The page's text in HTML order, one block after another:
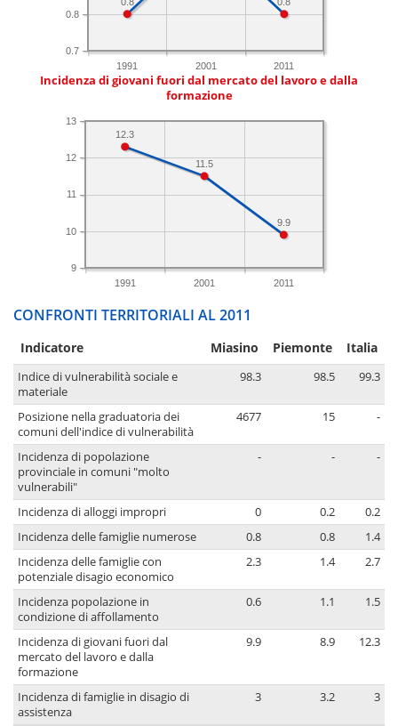
1991 2001 2011
0.7
0.8
Incidenza di giovani fuori dal mercato del lavoro e dalla
formazione
1991 2001 2011
9
10
11
12
13
9.9
11.5
12.3
CONFRONTI TERRITORIALI AL 2011
Indicatore Miasino Piemonte Italia
Indice di vulnerabilità sociale e
materiale
98.3 98.5 99.3
Posizione nella graduatoria dei
comuni dell'indice di vulnerabilità
4677 15 -
Incidenza di popolazione
provinciale in comuni "molto
vulnerabili"
- - -
Incidenza di alloggi impropri 0 0.2
0.2
Incidenza delle famiglie numerose
0.8 0.8
1.4
Incidenza delle famiglie con
potenziale disagio economico
2.3 1.4 2.7
Incidenza popolazione in
condizione di affollamento
0.6 1.1 1.5
Incidenza di giovani fuori dal
mercato del lavoro e dalla
formazione
9.9 8.9 12.3
Incidenza di famiglie in disagio di
assistenza
3 3.2 3